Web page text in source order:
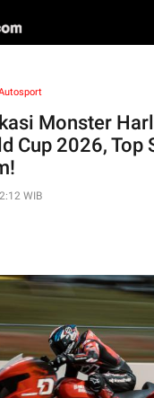
Monster
Cup 2026, Top
WIB